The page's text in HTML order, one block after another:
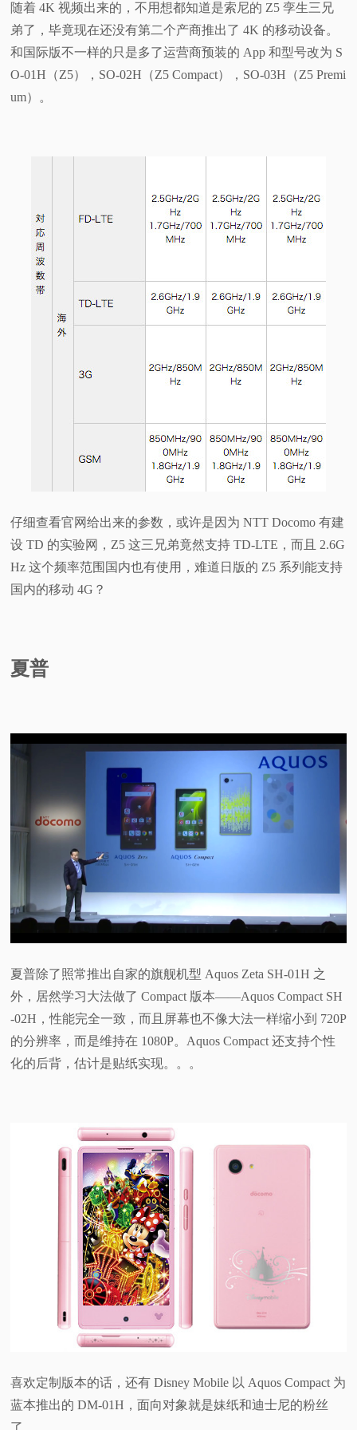
随着 4K 视频出来的，不用想都知道是索尼的 Z5 孪生三兄
弟了，毕竟现在还没有第二个产商推出了 4K 的移动设备。
和国际版不一样的只是多了运营商预装的 App 和型号改为 S
O-01H（Z5），SO-02H（Z5 Compact），SO-03H（Z5 Premi
um）。
仔细查看官网给出来的参数，或许是因为 NTT Docomo 有建
设 TD 的实验网，Z5 这三兄弟竟然支持 TD-LTE，而且 2.6G
Hz 这个频率范围国内也有使用，难道日版的 Z5 系列能支持
国内的移动 4G？
夏普
夏普除了照常推出自家的旗舰机型 Aquos Zeta SH-01H 之
外，居然学习大法做了 Compact 版本——Aquos Compact SH
-02H，性能完全一致，而且屏幕也不像大法一样缩小到 720P
的分辨率，而是维持在 1080P。Aquos Compact 还支持个性
化的后背，估计是贴纸实现。。。
喜欢定制版本的话，还有 Disney Mobile 以 Aquos Compact 为
蓝本推出的 DM-01H，面向对象就是妹纸和迪士尼的粉丝
了。